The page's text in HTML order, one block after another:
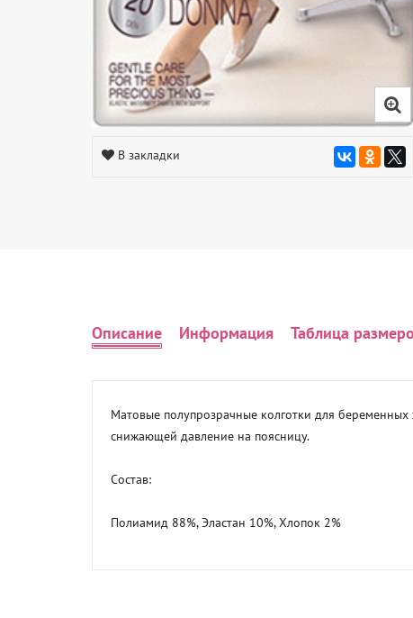
В закладки
Описание Информация Таблица
Матовые полупрозрачные колготки для
снижающей давление на поясницу.
Состав:
Полиамид 88%, Эластан 10%, Хлопок 2%